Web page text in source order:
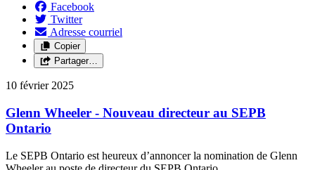
Facebook
Twitter
Adresse courriel
Copier
Partager…
10 février 2025
Glenn Wheeler - Nouveau directeur au SEPB
Ontario
Le SEPB Ontario est heureux d’annoncer la nomination de Glenn